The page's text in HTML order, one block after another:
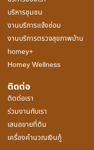
บริหารชุมชน
งานบริการแจ้งซ่อม
งานบริการตรวจสุขภาพบ้าน
homey+
Homey Wellness
ติดต่อ
ติดต่อเรา
ร่วมงานกับเรา
เสนอขายที่ดิน
เครื่องคำนวณเงินกู้